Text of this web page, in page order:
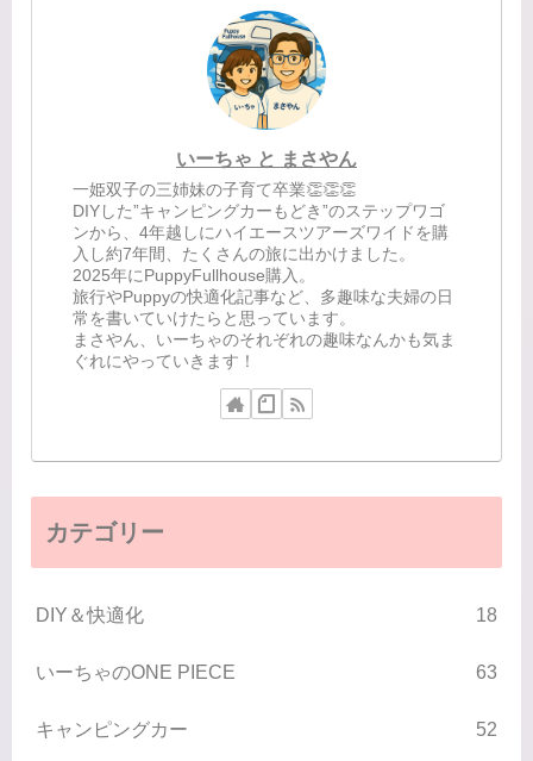
いーちゃ と まさやん
一姫双子の三姉妹の子育て卒業👏👏👏
DIYした”キャンピングカーもどき”のステップワゴ
ンから、4年越しにハイエースツアーズワイドを購
入し約7年間、たくさんの旅に出かけました。
2025年にPuppyFullhouse購入。
旅行やPuppyの快適化記事など、多趣味な夫婦の日
常を書いていけたらと思っています。
まさやん、いーちゃのそれぞれの趣味なんかも気ま
ぐれにやっていきます！
カテゴリー
DIY＆快適化 18
いーちゃのONE PIECE 63
キャンピングカー 52